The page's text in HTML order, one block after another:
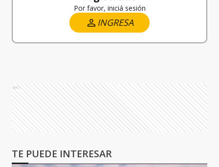
Por favor, iniciá sesión
INGRESA
Ads
TE PUEDE INTERESAR